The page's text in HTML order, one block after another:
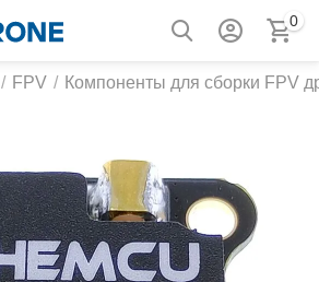
0
/ FPV / Компоненты для сборки FPV